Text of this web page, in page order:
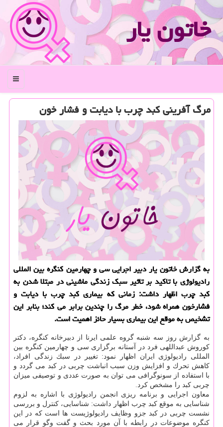
خاتون یار
منو
مرگ آفرینی كبد چرب با دیابت و فشار خون
به گزارش خاتون یار دبیر اجرایی سی و چهارمین كنگره بین المللی
رادیولوژی با تاكید بر تاثیر سبك زندگی ماشینی در مبتلا شدن به
كبد چرب اظهار داشت: زمانی كه بیماری كبد چرب با دیابت و
فشارخون همراه شود، خطر مرگ را چندین برابر می كند؛ بنابر این
تشخیص به موقع این بیماری بسیار حائز اهمیت است.
به گزارش روز سه شنبه گروه علمی ایرنا از دبیرخانه كنگره، دكتر
كوروش عبداللهی فرد در آستانه برگزاری سی و چهارمین كنگره بین
المللی رادیولوژی ایران اظهار نمود: تغییر در سبك زندگی افراد،
كاهش تحرك و افزایش وزن سبب انباشت چربی در كبد می گردد و
با استفاده از سونوگرافی می توان به صورت عددی و توصیفی میزان
چربی كبد را مشخص كرد.
معاون اجرایی و برنامه ریزی انجمن رادیولوژی با اشاره به لزوم
شناسایی به موقع كبد چرب اظهار داشت: شناسایی، كنترل و بررسی
نشست چربی در كبد جزو وظایف رادیولوژیست ها است كه در این
كنگره موضوعات در رابطه با آن مورد بحث و گفت وگو قرار می